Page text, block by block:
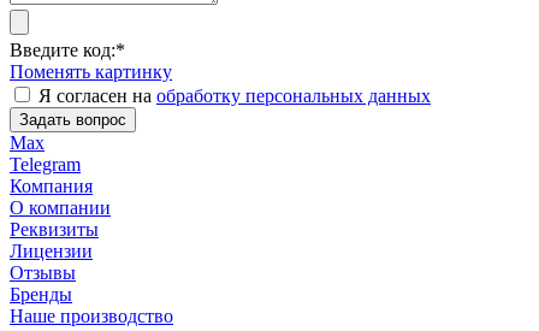
Введите код:*
Поменять картинку
Я согласен на обработку персональных данных
Задать вопрос
Max
Telegram
Компания
О компании
Реквизиты
Лицензии
Отзывы
Бренды
Наше производство